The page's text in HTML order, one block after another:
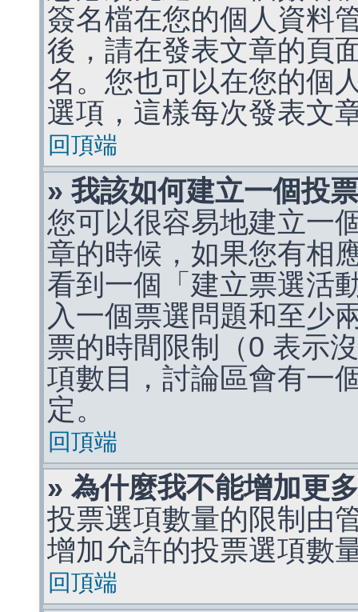
簽名檔在您的個人資料
後，請在發表文章的頁
名。您也可以在您的個
選項，這樣每次發表文
回頂端
» 我該如何建立一個投
您可以很容易地建立一
章的時候，如果您有相
看到一個「建立票選活
入一個票選問題和至少
票的時間限制（0 表示
項數目，討論區會有一
定。
回頂端
» 為什麼我不能增加更
投票選項數量的限制由
增加允許的投票選項數
回頂端